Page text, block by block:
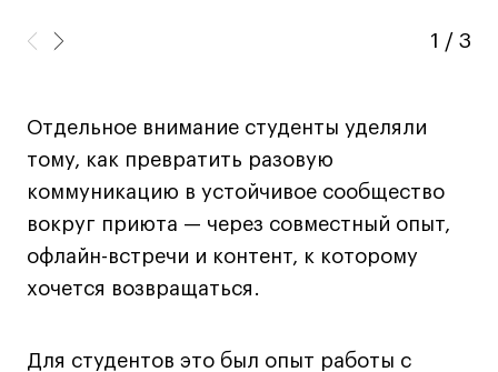
Работы студентов
Работы студентов
Universal University
Universal University
EN
EN
1 / 3
Отдельное внимание студенты уделяли
тому, как превратить разовую
коммуникацию в устойчивое сообщество
вокруг приюта — через совместный опыт,
офлайн-встречи и контент, к которому
хочется возвращаться.
Для студентов это был опыт работы с